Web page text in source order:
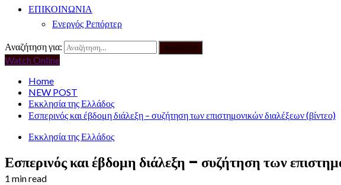
ΕΠΙΚΟΙΝΩΝΙΑ
Ενεργός Ρεπόρτερ
Αναζήτηση για:
Watch Online
Home
NEW POST
Εκκλησία της Ελλάδος
Εσπερινός και έβδομη διάλεξη – συζήτηση των επιστημονικών διαλέξεων (βίντεο)
Εκκλησία της Ελλάδος
Εσπερινός και έβδομη διάλεξη – συζήτηση των
1 min read